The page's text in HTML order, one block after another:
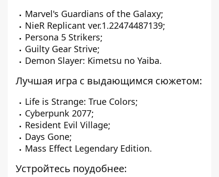
Marvel's Guardians of the Galaxy;
NieR Replicant ver.1.22474487139;
Persona 5 Strikers;
Guilty Gear Strive;
Demon Slayer: Kimetsu no Yaiba.
Лучшая игра с выдающимся сюжетом:
Life is Strange: True Colors;
Cyberpunk 2077;
Resident Evil Village;
Days Gone;
Mass Effect Legendary Edition.
Устройтесь поудобнее: